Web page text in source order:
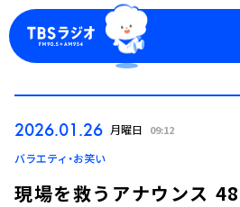
ログイン
2026.01.26 月曜日 09:12
バラエティ・お笑い
現場を救うアナウンス